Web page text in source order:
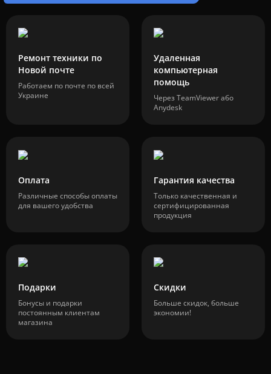
Ремонт техники по
Новой почте
Работаем по почте по всей
Украине
Удаленная
компьютерная
помощь
Через TeamViewer або
Anydesk
Оплата
Различные способы оплаты
для вашего удобства
Гарантия качества
Только качественная и
сертифицированная
продукция
Подарки
Бонусы и подарки
постоянным клиентам
магазина
Скидки
Больше скидок, больше
экономии!